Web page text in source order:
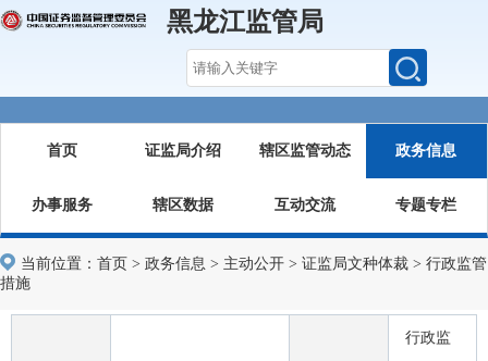
黑龙江监管局
首页 证监局介绍 辖区监管动态 政务信息
办事服务 辖区数据 互动交流 专题专栏
当前位置： 首页 > 政务信息 > 主动公开 > 证监局文种体裁 > 行政监管
措施
行政监